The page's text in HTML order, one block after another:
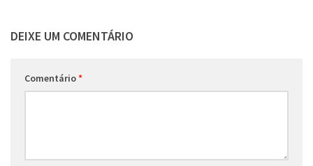
DEIXE UM COMENTÁRIO
Comentário*